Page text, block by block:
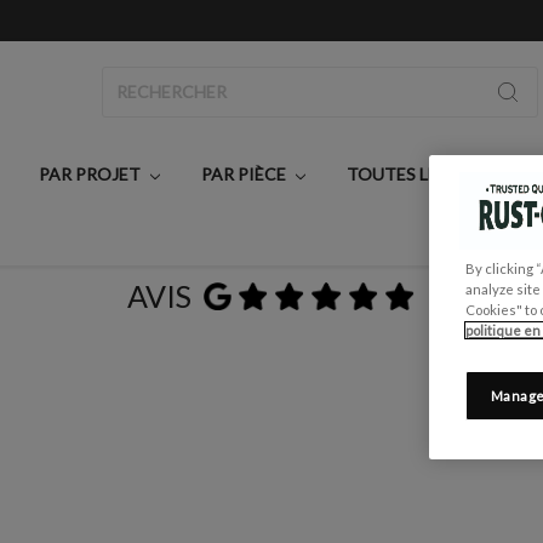
PAR PROJET PAR PIÈCE TOUTES LES PEINTURES
AVIS
By clicking
analyze
Cookies" to
politique